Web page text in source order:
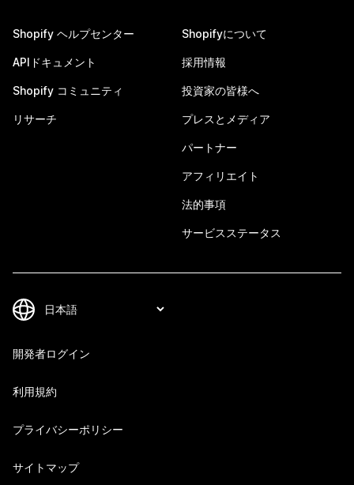
Shopify ヘルプセンター
APIドキュメント
Shopify コミュニティ
リサーチ
Shopifyについて
採用情報
投資家の皆様へ
プレスとメディア
パートナー
アフィリエイト
法的事項
サービスステータス
開発者ログイン
利用規約
プライバシーポリシー
サイトマップ